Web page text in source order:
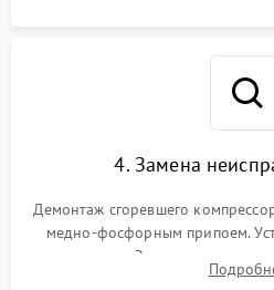
4. Замена
Демонтаж сгоревшего
медно-фосфорным припоем.
осушителя. Замена
сломанных заслонок или